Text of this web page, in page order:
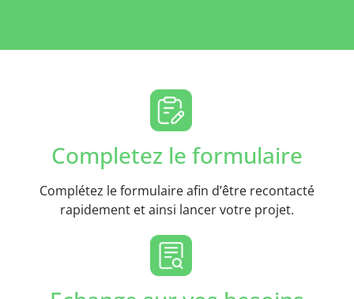
Completez le formulaire
Complétez le formulaire afin d’être recontacté
rapidement et ainsi lancer votre projet.